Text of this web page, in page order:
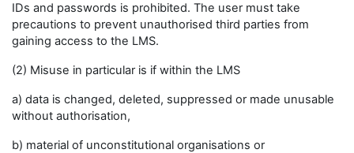
IDs and passwords is prohibited. The user must take
precautions to prevent unauthorised third parties from
gaining access to the LMS.
(2) Misuse in particular is if within the LMS
a) data is changed, deleted, suppressed or made unusable
without authorisation,
b) material of unconstitutional organisations or